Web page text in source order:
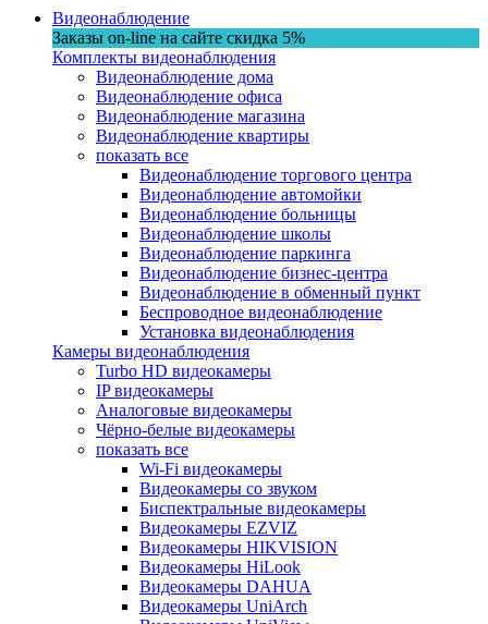
Видеонаблюдение
Заказы on-line на сaйте скидка 5%
Комплекты видеонаблюдения
Видеонаблюдение дома
Видеонаблюдение офиса
Видеонаблюдение магазина
Видеонаблюдение квартиры
показать все
Видеонаблюдение торгового центра
Видеонаблюдение автомойки
Видеонаблюдение больницы
Видеонаблюдение школы
Видеонаблюдение паркинга
Видеонаблюдение бизнес-центра
Видеонаблюдение в обменный пункт
Беспроводное видеонаблюдение
Установка видеонаблюдения
Камеры видеонаблюдения
Turbo HD видеокамеры
IP видеокамеры
Аналоговые видеокамеры
Чёрно-белые видеокамеры
показать все
Wi-Fi видеокамеры
Видеокамеры со звуком
Биспектральные видеокамеры
Видеокамеры EZVIZ
Видеокамеры HIKVISION
Видеокамеры HiLook
Видеокамеры DAHUA
Видеокамеры UniArch